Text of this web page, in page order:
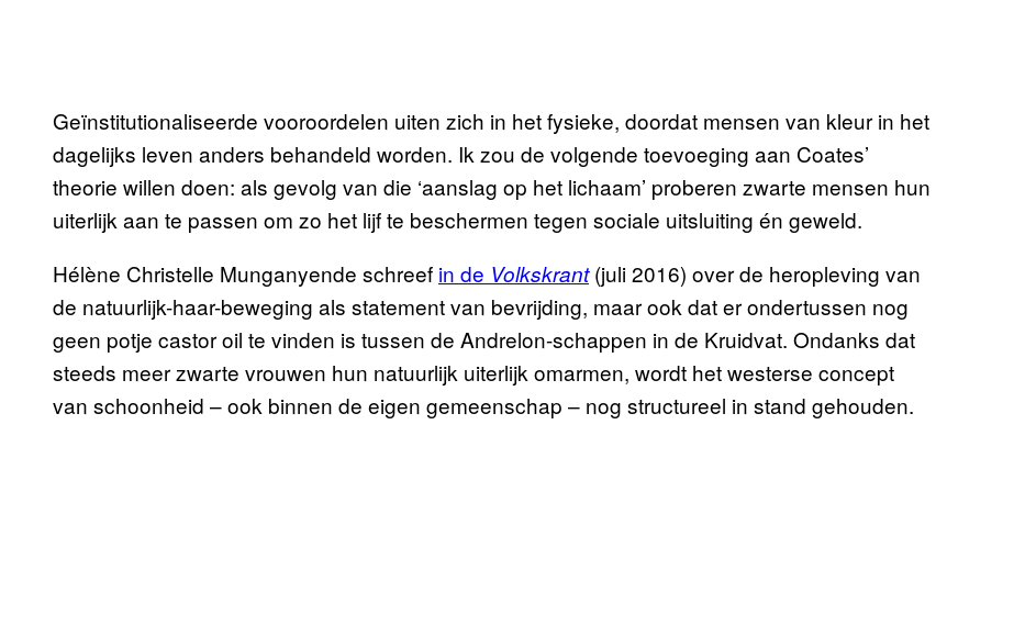
Geïnstitutionaliseerde vooroordelen uiten zich in het fysieke, doordat mensen van kleur in het
dagelijks leven anders behandeld worden. Ik zou de volgende toevoeging aan Coates’
theorie willen doen: als gevolg van die ‘aanslag op het lichaam’ proberen zwarte mensen hun
uiterlijk aan te passen om zo het lijf te beschermen tegen sociale uitsluiting én geweld.
Hélène Christelle Munganyende schreef in de Volkskrant(juli 2016) over de heropleving van
de natuurlijk-haar-beweging als statement van bevrijding, maar ook dat er ondertussen nog
geen potje castor oil te vinden is tussen de Andrelon-schappen in de Kruidvat. Ondanks dat
steeds meer zwarte vrouwen hun natuurlijk uiterlijk omarmen, wordt het westerse concept
van schoonheid – ook binnen de eigen gemeenschap – nog structureel in stand gehouden.